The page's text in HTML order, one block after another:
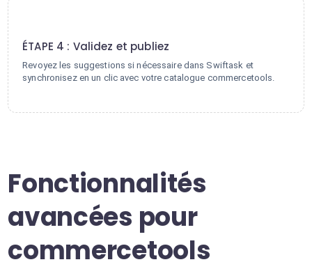
ÉTAPE 4 : Validez et publiez
Revoyez les suggestions si nécessaire dans Swiftask et
synchronisez en un clic avec votre catalogue commercetools.
Fonctionnalités
avancées pour
commercetools